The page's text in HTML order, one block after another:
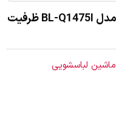
ماشین لباسشویی سام الکترونیک مدل BL-Q1475I ظرفیت
ماشین لباسشویی